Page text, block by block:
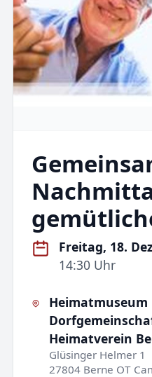
Freitag, 18.
14:30 Uhr
Heimatmuseum
Heimatverein
Glüsinger Helmer 1
27804 Berne OT